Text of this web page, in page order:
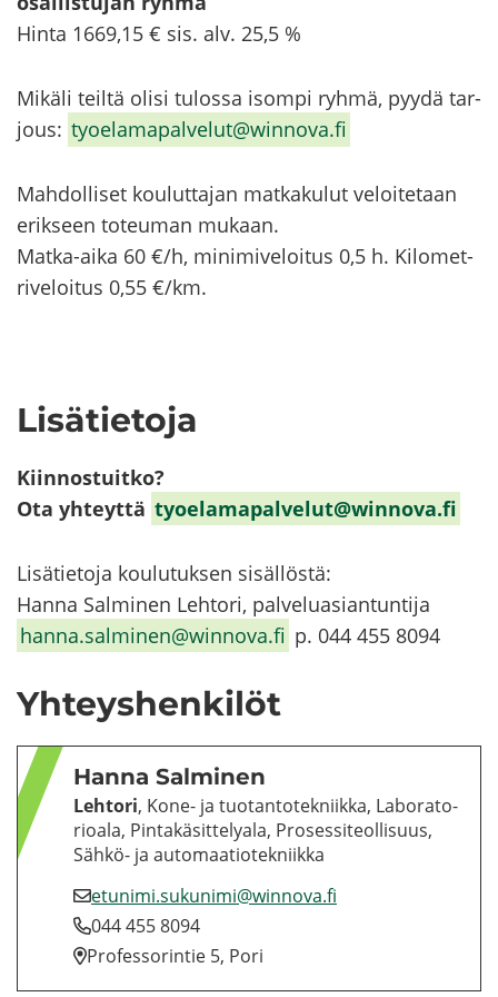
Hinta 1669,15 € sis. alv. 25,5 %
Mi­kä­li teil­tä olisi tu­los­sa isom­pi ryhmä, pyydä tar­
jous: ty­oe­la­ma­pal­ve­lut@winnova.fi
Mah­dol­li­set kou­lut­ta­jan mat­ka­ku­lut ve­loi­te­taan
erik­seen to­teu­man mu­kaan.
Matka-​aika 60 €/h, mi­ni­mi­ve­loi­tus 0,5 h. Ki­lo­met­
ri­ve­loi­tus 0,55 €/km.
Li­sä­tie­to­ja
Kiin­nos­tuit­ko?
Ota yh­teyt­tä ty­oe­la­ma­pal­ve­lut@winnova.fi
Li­sä­tie­to­ja kou­lu­tuk­sen si­säl­lös­tä:
Hanna Sal­mi­nen Leh­to­ri, pal­ve­lu­asian­tun­ti­ja
hanna.sal­mi­nen@winnova.fi p. 044 455 8094
Yh­teys­hen­ki­löt
Hanna Sal­mi­nen
Leh­to­ri, Kone- ja tuo­tan­to­tek­niik­ka, La­bo­ra­to­
rio­ala, Pin­ta­kä­sit­te­ly­ala, Pro­ses­si­teol­li­suus,
Sähkö-​ ja au­to­maa­tio­tek­niik­ka
etu­ni­mi.su­ku­ni­mi@winnova.fi
044 455 8094
Pro­fes­so­rin­tie 5, Pori